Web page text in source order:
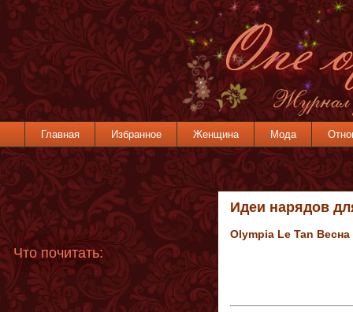
Главная Избранное Женщина Мода
Идеи нарядов
Olympia Le Tan Весна
Что почитать: